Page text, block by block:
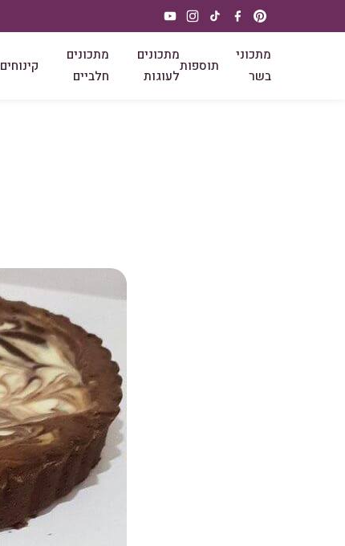
מתכוני
בשר
תוספות
מתכונים
לעוגות
מתכונים
חלביים
קינוחים